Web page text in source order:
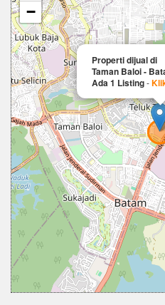
Properti dijual di
Taman Baloi -
Ada 1 Listing-
−